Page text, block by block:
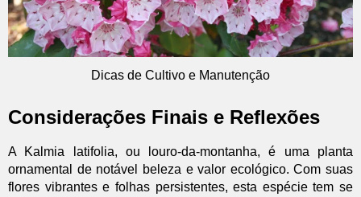
Dicas de Cultivo e Manutenção
Considerações Finais e Reflexões
A Kalmia latifolia, ou louro-da-montanha, é uma planta
ornamental de notável beleza e valor ecológico. Com suas
flores vibrantes e folhas persistentes, esta espécie tem se